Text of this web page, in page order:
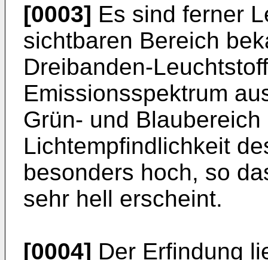
[0003] Es sind ferner
sichtbaren Bereich
Dreibanden-
Emissionsspektrum
Grün- und
Lichtempfindlichkeit
besonders hoch, so
sehr hell erscheint.
[0004] Der Erfindung